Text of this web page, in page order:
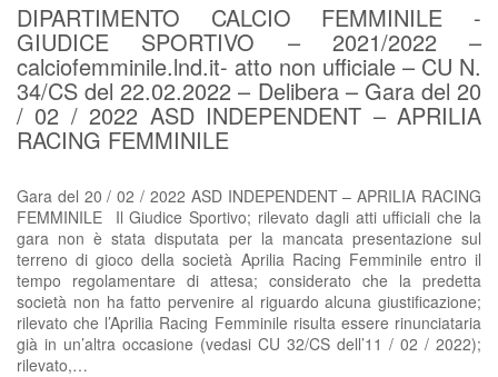
DIPARTIMENTO CALCIO FEMMINILE -
GIUDICE SPORTIVO – 2021/2022 –
calciofemminile.lnd.it- atto non ufficiale – CU N.
34/CS del 22.02.2022 – Delibera – Gara del 20
/ 02 / 2022 ASD INDEPENDENT – APRILIA
RACING FEMMINILE
Gara del 20 / 02 / 2022 ASD INDEPENDENT – APRILIA RACING
FEMMINILE Il Giudice Sportivo; rilevato dagli atti ufficiali che la
gara non è stata disputata per la mancata presentazione sul
terreno di gioco della società Aprilia Racing Femminile entro il
tempo regolamentare di attesa; considerato che la predetta
società non ha fatto pervenire al riguardo alcuna giustificazione;
rilevato che l’Aprilia Racing Femminile risulta essere rinunciataria
già in un’altra occasione (vedasi CU 32/CS dell’11 / 02 / 2022);
rilevato,…